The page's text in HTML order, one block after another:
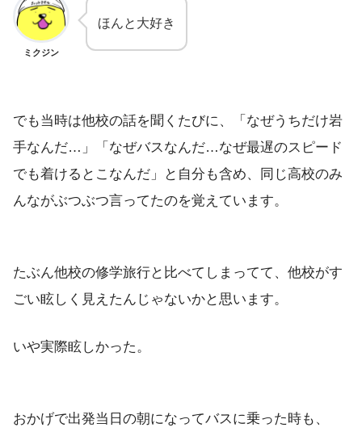
ミクジン
ほんと大好き
でも当時は他校の話を聞くたびに、「なぜうちだけ岩
手なんだ…」「なぜバスなんだ…なぜ最遅のスピード
でも着けるとこなんだ」と自分も含め、同じ高校のみ
んながぶつぶつ言ってたのを覚えています。
たぶん他校の修学旅行と比べてしまってて、他校がす
ごい眩しく見えたんじゃないかと思います。
いや実際眩しかった。
おかげで出発当日の朝になってバスに乗った時も、